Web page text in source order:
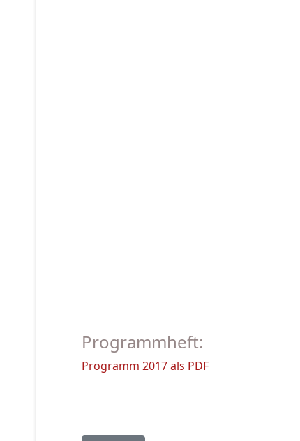
Programmheft:
Programm 2017 als PDF